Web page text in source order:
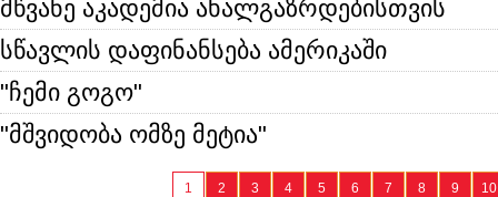
მწვანე აკადემია ახალგაზრდებისთვის
სწავლის დაფინანსება ამერიკაში
"ჩემი გოგო"
"მშვიდობა ომზე მეტია"
1 2 3 4 5 6 7 8 9 10